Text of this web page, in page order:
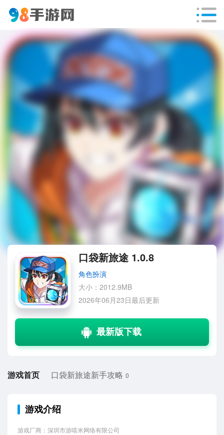
口袋新旅途 1.0.8
角色扮演
大小：2012.9MB
2026年06月23日最后更新
游戏首页 口袋新旅途新手攻略 0
游戏介绍
游戏厂商：深圳市游嘻米网络有限公司